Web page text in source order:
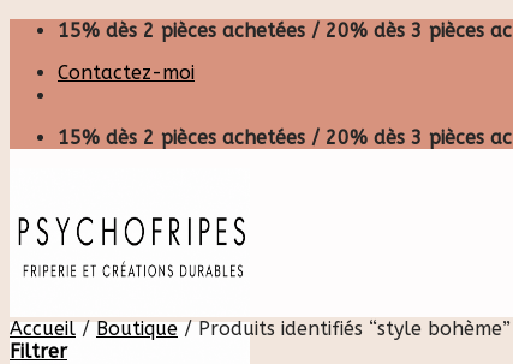
Skip
content
15% dès 2 pièces achetées / 20% dès 3 pièces
Contactez-moi
15% dès 2 pièces achetées / 20% dès 3 pièces
Accueil / Boutique /Produits identifiés “style bohème”
Filtrer